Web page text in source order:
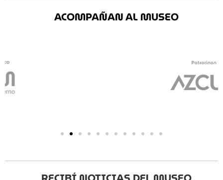
ACOMPAÑAN AL MUSEO